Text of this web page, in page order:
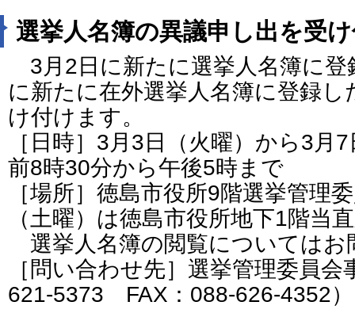
選挙人名簿の異議申し出を受
3月2日に新たに選挙人名簿に登
に新たに在外選挙人名簿に登録
け付けます。
［日時］3月3日（火曜）から3月
前8時30分から午後5時まで
［場所］徳島市役所9階選挙管理
（土曜）は徳島市役所地下1階当
選挙人名簿の閲覧についてはお
［問い合わせ先］選挙管理委員
621-5373 FAX：088-626-4352）